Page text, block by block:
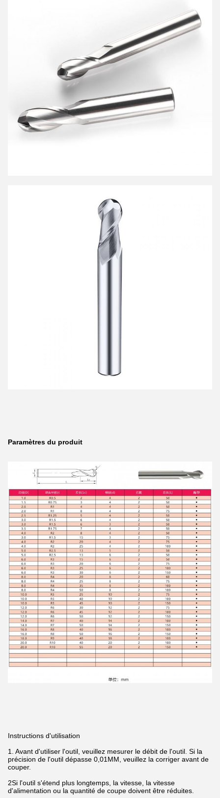
Paramètres du produit
Instructions d'utilisation
1. Avant d'utiliser l'outil, veuillez mesurer le débit de l'outil. Si la
précision de l'outil dépasse 0,01MM, veuillez la corriger avant de
couper.
2Si l'outil s'étend plus longtemps, la vitesse, la vitesse
d'alimentation ou la quantité de coupe doivent être réduites.